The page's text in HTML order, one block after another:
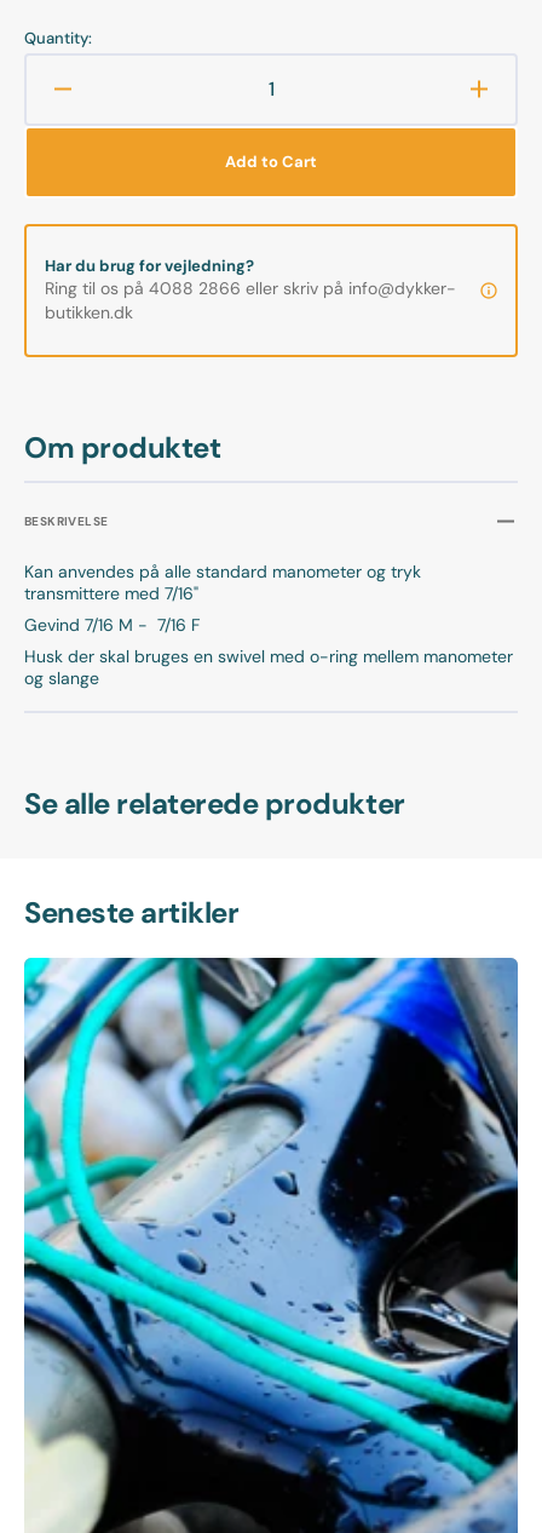
Om produktet
BESKRIVELSE
Kan anvendes på alle standard manometer og tryk
transmittere med 7/16"
Gevind 7/16 M - 7/16 F
Husk der skal bruges en swivel med o-ring mellem manometer
og slange
Quantity:
quantity
-
Miflex
HP
Hose
15,2cm
-
Miflex
HP
Hose
Add to Cart
Har du brug for vejledning?
Ring til os på 4088 2866 eller skriv på info@dykker-
butikken.dk
Se alle relaterede produkter
Seneste artikler